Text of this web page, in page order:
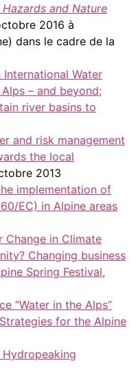
and Nature
2016 à
dans le cadre de la
Water
– and beyond;
river basins to
and risk management
the local
2013
implementation of
EC) in Alpine areas
Change in Climate
Changing business
Spring Festival,
“Water in the Alps”
for the Alpine